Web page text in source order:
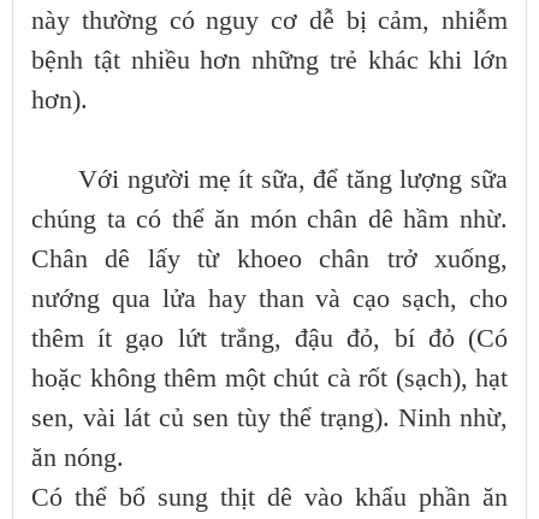
này thường có nguy cơ dễ bị cảm, nhiễm
bệnh tật nhiều hơn những trẻ khác khi lớn
hơn).
Với người mẹ ít sữa, để tăng lượng sữa
chúng ta có thể ăn món chân dê hầm nhừ.
Chân dê lấy từ khoeo chân trở xuống,
nướng qua lửa hay than và cạo sạch, cho
thêm ít gạo lứt trắng, đậu đỏ, bí đỏ (Có
hoặc không thêm một chút cà rốt (sạch), hạt
sen, vài lát củ sen tùy thể trạng). Ninh nhừ,
ăn nóng.
Có thể bổ sung thịt dê vào khẩu phần ăn